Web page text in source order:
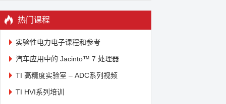
热门课程
实验性电力电子课程和参考
汽车应用中的 Jacinto™ 7 处理器
TI 高精度实验室 – ADC系列视频
TI HVI系列培训